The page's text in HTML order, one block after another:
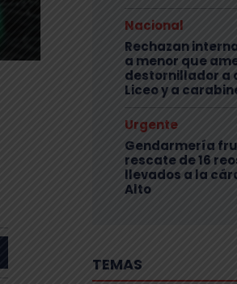
Nacional
Rechazan
a menor que
destornillador a
Liceo y a
Urgente
Gendarmería
rescate de 16
llevados a la
Alto
TEMAS